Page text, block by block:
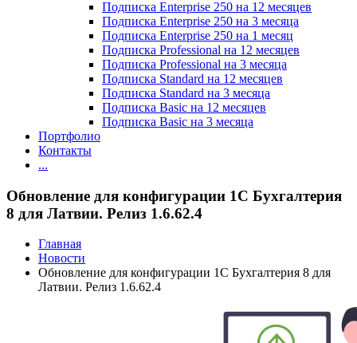
Подписка Enterprise 250 на 12 месяцев
Подписка Enterprise 250 на 3 месяца
Подписка Enterprise 250 на 1 месяц
Подписка Professional на 12 месяцев
Подписка Professional на 3 месяца
Подписка Standard на 12 месяцев
Подписка Standard на 3 месяца
Подписка Basic на 12 месяцев
Подписка Basic на 3 месяца
Портфолио
Контакты
...
Обновление для конфигурации 1С Бухгалтерия
8 для Латвии. Релиз 1.6.62.4
Главная
Новости
Обновление для конфигурации 1С Бухгалтерия 8 для
Латвии. Релиз 1.6.62.4